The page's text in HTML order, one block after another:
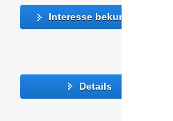
Interesse bekunden
Details